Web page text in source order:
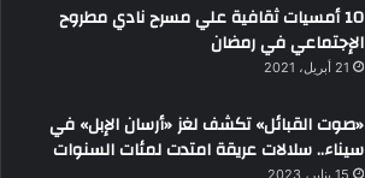
10 أمسيات ثقافية علي مسرح نادي مطروح
الإجتماعي في رمضان
21 أبريل، 2021
«صوت القبائل» تكشف لغز «أرسان الإبل» في
سيناء.. سلالات عريقة امتدت لمئات السنوات
15 يناير، 2023